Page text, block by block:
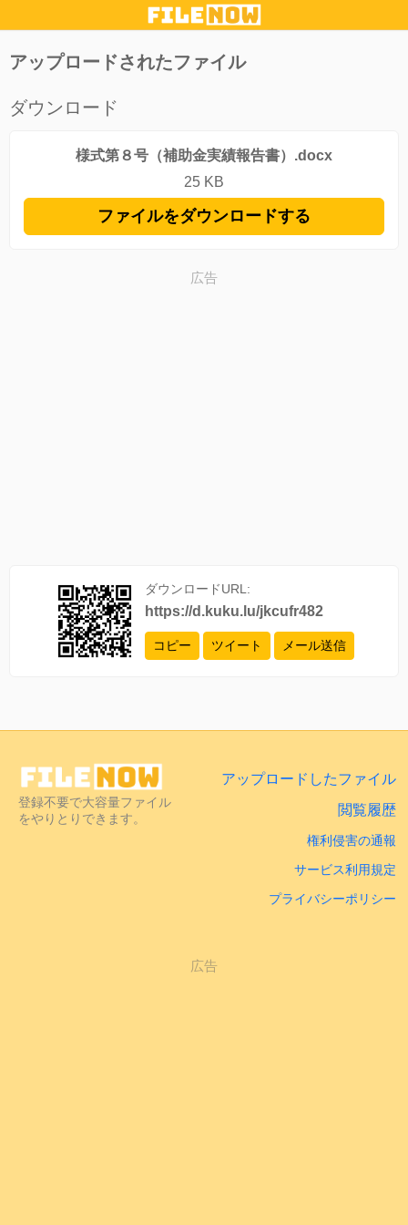
アップロードされたファイル
ダウンロード
様式第８号（補助金実績報告書）.docx
25 KB
ファイルをダウンロードする
広告
ダウンロードURL:
https://d.kuku.lu/jkcufr482
コピー ツイート メール送信
登録不要で大容量ファイル
をやりとりできます。
アップロードしたファイル
閲覧履歴
権利侵害の通報
サービス利用規定
プライバシーポリシー
広告